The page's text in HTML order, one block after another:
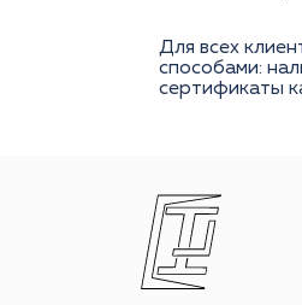
Для всех
способами:
сертификаты